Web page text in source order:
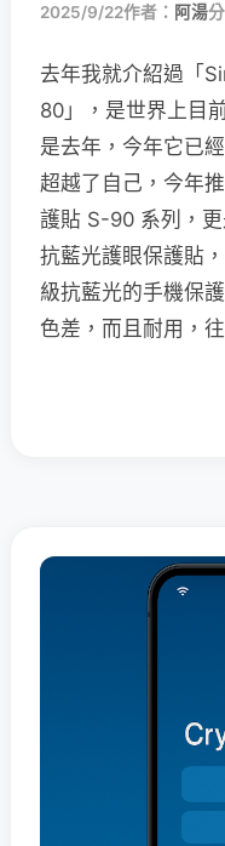
2025/9/22作者： 阿湯
去年我就介紹過「
80」，是世界上目
是去年，今年它已
超越了自己，今年
護貼 S-90 系列，
抗藍光護眼保護貼
級抗藍光的手機保
色差，而且耐用，